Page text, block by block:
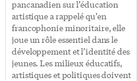
Le journal Le Droit, d’Ottawa-
Gatineau, domine le palmarès
avec six nominations, dont
«journal de l’année» et les trois
catégories […]
pancanadien sur l’éducation
artistique a rappelé qu’en
francophonie minoritaire, elle
joue un rôle essentiel dans le
développement et l’identité des
jeunes. Les milieux éducatifs,
artistiques et politiques doivent